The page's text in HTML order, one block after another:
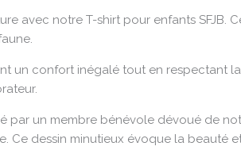
notre T-shirt pour enfants SFJB.
un confort inégalé tout en respectant
par un membre bénévole dévoué de
Ce dessin minutieux évoque la beauté